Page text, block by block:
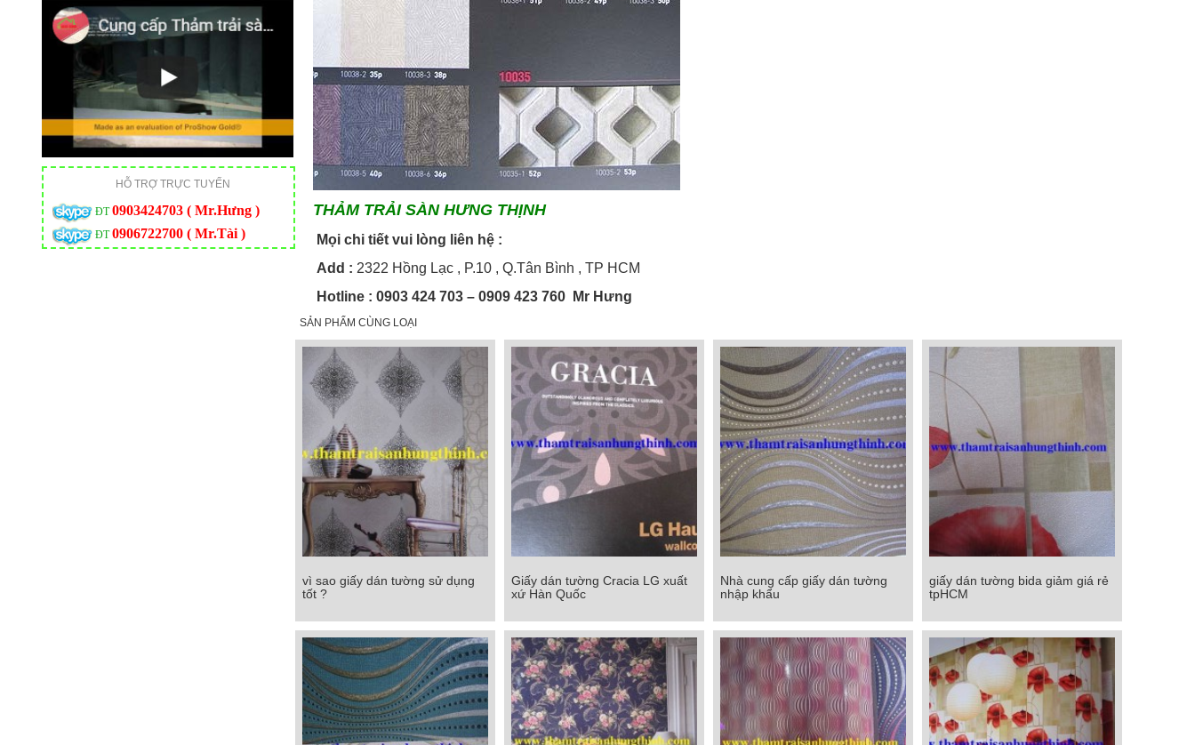
HỖ TRỢ TRỰC TUYẾN
ĐT0903424703 ( Mr.Hưng )
ĐT0906722700 ( Mr.Tài )
THẢM TRẢI SÀN HƯNG THỊNH
Mọi chi tiết vui lòng liên hệ :
Add : 2322 Hồng Lạc , P.10 , Q.Tân Bình , TP HCM
Hotline : 0903 424 703 – 0909 423 760 Mr Hưng
SẢN PHẨM CÙNG LOẠI
vì sao giấy dán tường sử dụng
Chi tiết
vì sao giấy dán tường sử dụng
tốt ?
Giấy dán tường Cracia LG xuất
Chi tiết
Giấy dán tường Cracia LG xuất
xứ Hàn Quốc
Nhà cung cấp giấy dán tường
Chi tiết
Nhà cung cấp giấy dán tường
nhập khẩu
giấy dán tường bida giảm giá rẻ
Chi tiết
giấy dán tường bida giảm giá rẻ
tpHCM